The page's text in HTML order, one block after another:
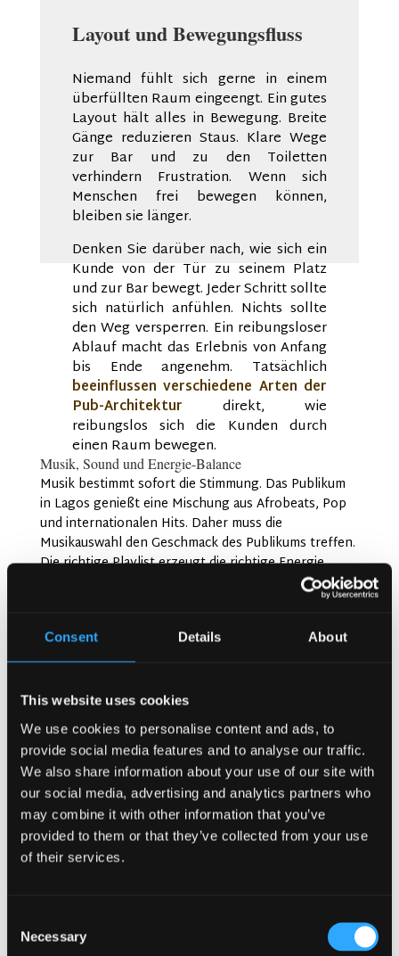
Consent Details About
This website uses cookies
We use cookies to personalise content and ads, to
provide social media features and to analyse our traffic.
We also share information about your use of our site with
our social media, advertising and analytics partners who
may combine it with other information that you’ve
provided to them or that they’ve collected from your use
of their services.
Selection
Necessary
Layout und Bewegungsfluss
Niemand fühlt sich gerne in einem
überfüllten Raum eingeengt. Ein gutes
Layout hält alles in Bewegung. Breite
Gänge reduzieren Staus. Klare Wege
zur Bar und zu den Toiletten
verhindern Frustration. Wenn sich
Menschen frei bewegen können,
bleiben sie länger.
Denken Sie darüber nach, wie sich ein
Kunde von der Tür zu seinem Platz
und zur Bar bewegt. Jeder Schritt sollte
sich natürlich anfühlen. Nichts sollte
den Weg versperren. Ein reibungsloser
Ablauf macht das Erlebnis von Anfang
bis Ende angenehm. Tatsächlich
beeinflussen verschiedene Arten der
Pub-Architektur direkt, wie
reibungslos sich die Kunden durch
einen Raum bewegen.
Musik, Sound und Energie-Balance
Musik bestimmt sofort die Stimmung. Das Publikum
in Lagos genießt eine Mischung aus Afrobeats, Pop
und internationalen Hits. Daher muss die
Musikauswahl den Geschmack des Publikums treffen.
Die richtige Playlist erzeugt die richtige Energie.
Musik sollte jedoch niemals das Gespräch übertönen.
auszutauschen. Wenn die Musik zu laut ist, können
schafft
Lagos Irish Pub im Eko Hotelmacht etwas
Besonderes. Es verbindet traditionelle irische Pub-
Kultur mit der Herzlichkeit von Lagos. Die Kunden
spüren das reiche Erbe eines irischen Pubs.
Gleichzeitig fühlen sie sich wie zu Hause. Diese
Balance schafft einen einzigartigen und
dunklen Holzoberflächen, die klassischen Barhocker
und die warme Beleuchtung erzählen eine